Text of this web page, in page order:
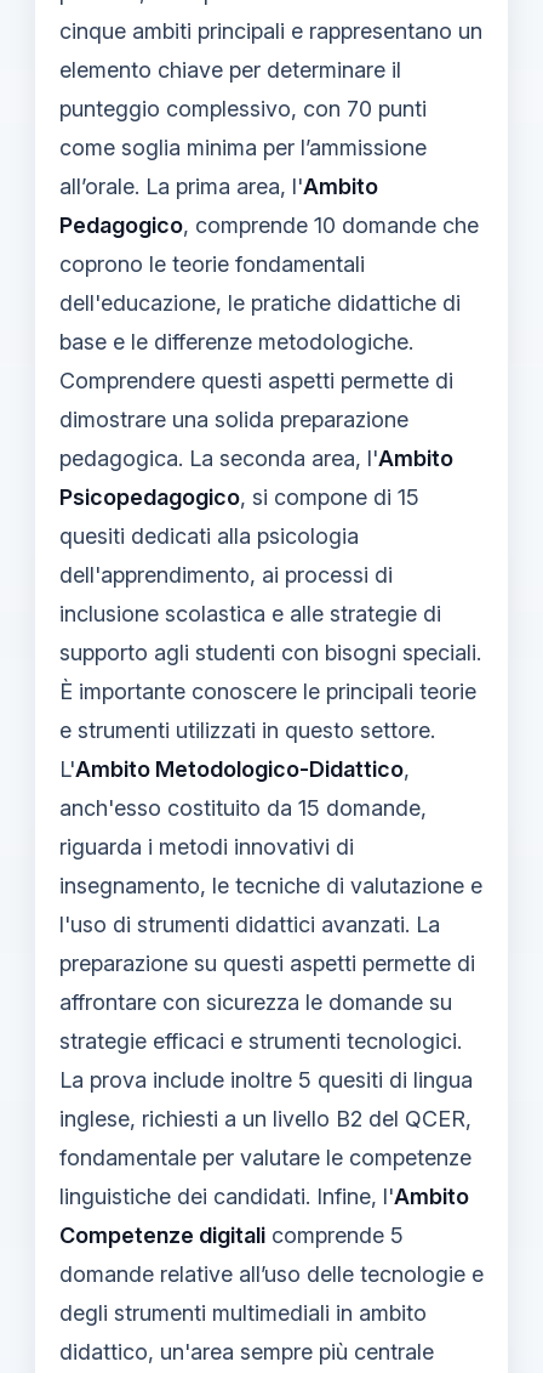
cinque ambiti principali e rappresentano un
elemento chiave per determinare il
punteggio complessivo, con 70 punti
come soglia minima per l’ammissione
all’orale. La prima area, l'Ambito
Pedagogico, comprende 10 domande che
coprono le teorie fondamentali
dell'educazione, le pratiche didattiche di
base e le differenze metodologiche.
Comprendere questi aspetti permette di
dimostrare una solida preparazione
pedagogica. La seconda area, l'Ambito
Psicopedagogico, si compone di 15
quesiti dedicati alla psicologia
dell'apprendimento, ai processi di
inclusione scolastica e alle strategie di
supporto agli studenti con bisogni speciali.
È importante conoscere le principali teorie
e strumenti utilizzati in questo settore.
L'Ambito Metodologico-Didattico,
anch'esso costituito da 15 domande,
riguarda i metodi innovativi di
insegnamento, le tecniche di valutazione e
l'uso di strumenti didattici avanzati. La
preparazione su questi aspetti permette di
affrontare con sicurezza le domande su
strategie efficaci e strumenti tecnologici.
La prova include inoltre 5 quesiti di lingua
inglese, richiesti a un livello B2 del QCER,
fondamentale per valutare le competenze
linguistiche dei candidati. Infine, l'Ambito
Competenze digitali comprende 5
domande relative all’uso delle tecnologie e
degli strumenti multimediali in ambito
didattico, un'area sempre più centrale